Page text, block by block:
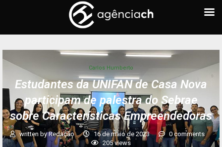
Carlos Humberto
Estudantes da UNIFAN de Casa Nova
participam de palestra do Sebrae
sobre Características Empreendedoras
written byRedação 16 de maio de 2023
0 comments
205views